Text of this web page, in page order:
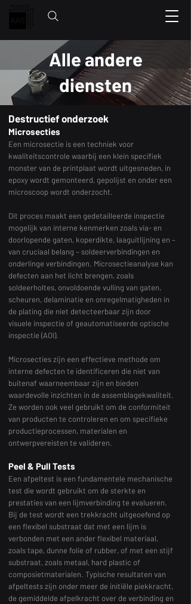
Alle andere
diensten
Destructief onderzoek
Microsecties
Een microsectie is een techniek voor
kwaliteitscontrole waarbij een klein specifiek
monster van de printplaat wordt uitgesneden, in
epoxy wordt gemonteerd, gepolijst en onder een
microscoop wordt onderzocht.
Dit proces maakt een gedetailleerde inspectie
mogelijk van interne kenmerken zoals via- en
doorlopende gaten, koperdikte, laaguitlijning en –
van cruciaal belang – soldeerverbindingen en
onderlinge verbindingen. Microsectieanalyse kan
defecten aan het licht brengen, zoals
soldeerholtes, onvoldoende vulling van gaten,
scheuren, delaminatie en onregelmatigheden in
de plating die niet detecteerbaar zijn door
visuele inspectie of geautomatiseerde optische
inspectie (AOI).
Microsecties zijn een effectieve methode om
interne defecten te identificeren die niet van
buitenaf waarneembaar zijn en bieden
waardevolle inzichten in de assemblagekwaliteit.
Ze worden ook veel gebruikt om de conformiteit
van producten te controleren en om specifieke
productieprocessen, materialen en
ontwerpvereisten te valideren.
Peel & Pull Tests
Een afpeltest is een fundamentele mechanische
test die wordt gebruikt om de sterkte en
prestaties van een lijmverbinding te evalueren.
Bij de test wordt een trekkracht uitgeoefend op
een flexibel substraat dat met een lijm is
verbonden met een ander flexibel materiaal,
zoals tape, dunne folie of rubber, of met een stijf
substraat, zoals metaal, hard plastic of
composietmaterialen. Typische resultaten van
afpeltests zijn onder meer de initiële piekkracht,
de gemiddelde afpelkracht over de verbinding en